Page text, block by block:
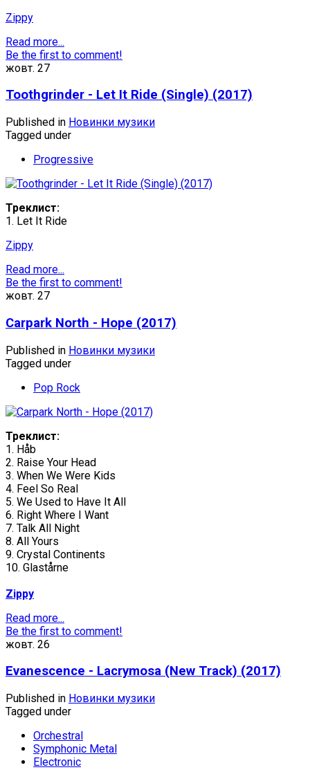
Zippy
Read more...
Be the first to comment!
жовт. 27
Toothgrinder - Let It Ride (Single) (2017)
Published in Новинки музики
Tagged under
Progressive
Треклист:
1. Let It Ride
Zippy
Read more...
Be the first to comment!
жовт. 27
Carpark North - Hope (2017)
Published in Новинки музики
Tagged under
Pop Rock
Треклист:
1. Håb
2. Raise Your Head
3. When We Were Kids
4. Feel So Real
5. We Used to Have It All
6. Right Where I Want
7. Talk All Night
8. All Yours
9. Crystal Continents
10. Glastårne
Zippy
Read more...
Be the first to comment!
жовт. 26
Evanescence - Lacrymosa (New Track) (2017)
Published in Новинки музики
Tagged under
Orchestral
Symphonic Metal
Electronic